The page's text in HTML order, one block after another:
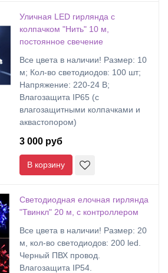
Уличная LED гирлянда с
колпачком "Нить" 10 м,
постоянное свечение
Все цвета в наличии! Размер: 10
м; Кол-во светодиодов: 100 шт;
Напряжение: 220-24 В;
Влагозащита IP65 (с
влагозащитными колпачками и
аквастопором)
3 000 руб
В корзину
Светодиодная елочная гирлянда
"Твинкл" 20 м, с контроллером
Все цвета в наличии! Размер: 20
м, кол-во светодиодов: 200 led.
Черный ПВХ провод.
Влагозащита IP54.